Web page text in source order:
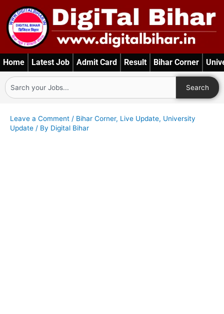
content
Home Latest Job Admit Card Result Bihar Corner
Search
Search
Leave a Comment / Bihar Corner, Live Update, University
Update / By Digital Bihar